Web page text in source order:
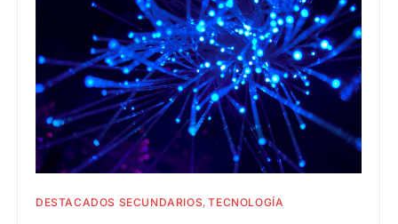
DESTACADOS SECUNDARIOS TECNOLOGÍA